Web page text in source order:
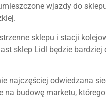
wjazdy do
sklepu i stacji
sklep Lidl będzie
najczęściej odwiedzana
na budowę marketu,